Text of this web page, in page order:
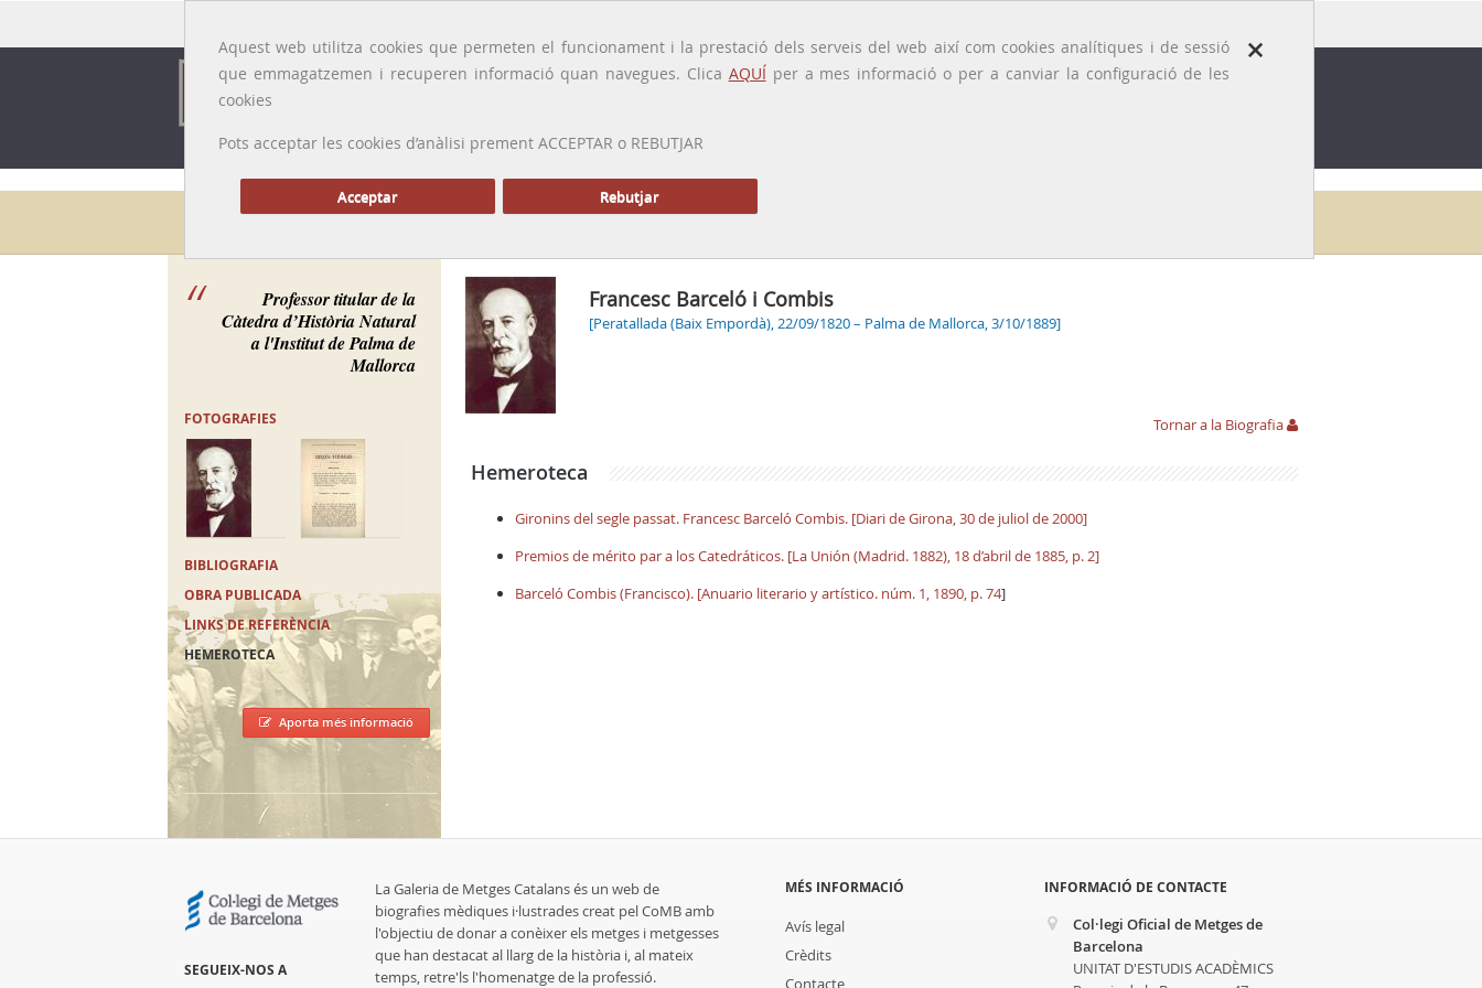
×
Aquest web utilitza cookies que permeten el funcionament i la prestació dels serveis del web així com cookies analítiques i de sessió
que emmagatzemen i recuperen informació quan navegues. Clica AQUÍper a mes informació o per a canviar la configuració de les
cookies
Pots acceptar les cookies d’anàlisi prement ACCEPTAR o REBUTJAR
Acceptar Rebutjar
PRESENTACIÓ GALERIA
Galeria de metges
Professor titular de la
Càtedra d’Història Natural
a l'Institut de Palma de
Mallorca
FOTOGRAFIES
BIBLIOGRAFIA
OBRA PUBLICADA
LINKS DE REFERÈNCIA
HEMEROTECA
Aporta més informació
Francesc Barceló i Combis
[Peratallada (Baix Empordà), 22/09/1820 – Palma de Mallorca, 3/10/1889]
Tornar a la Biografia
Hemeroteca
Gironins del segle passat. Francesc Barceló Combis. [Diari de Girona, 30 de juliol de 2000]
Premios de mérito par a los Catedráticos. [La Unión (Madrid. 1882), 18 d’abril de 1885, p. 2]
Barceló Combis (Francisco). [Anuario literario y artístico. núm. 1, 1890, p. 74]
SEGUEIX-NOS A
La Galeria de Metges Catalans és un web de
biografies mèdiques i·lustrades creat pel CoMB amb
l'objectiu de donar a conèixer els metges i metgesses
que han destacat al llarg de la història i, al mateix
temps, retre'ls l'homenatge de la professió.
MÉS INFORMACIÓ
Avís legal
Crèdits
Contacte
INFORMACIÓ DE CONTACTE
Col·legi Oficial de Metges de
Barcelona
UNITAT D'ESTUDIS ACADÈMICS